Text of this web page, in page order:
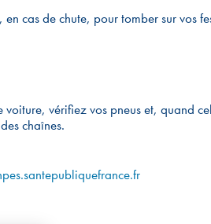
en cas de chute, pour tomber sur vos
voiture, vérifiez vos pneus et, quand
chaînes.